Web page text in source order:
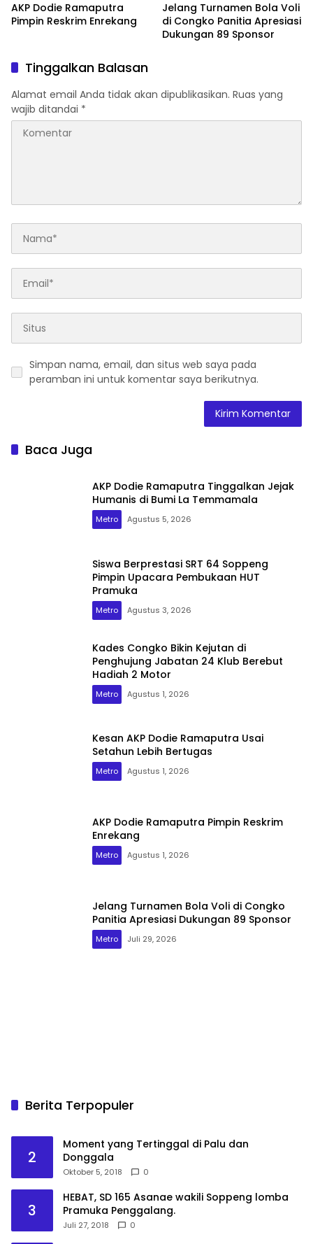
AKP Dodie Ramaputra
Pimpin Reskrim Enrekang
Jelang Turnamen Bola Voli
di Congko Panitia Apresiasi
Dukungan 89 Sponsor
Tinggalkan Balasan
Alamat email Anda tidak akan dipublikasikan. Ruas yang
wajib ditandai *
Simpan nama, email, dan situs web saya pada
peramban ini untuk komentar saya berikutnya.
Baca Juga
AKP Dodie Ramaputra Tinggalkan Jejak
Humanis di Bumi La Temmamala
Metro Agustus 5, 2026
Siswa Berprestasi SRT 64 Soppeng
Pimpin Upacara Pembukaan HUT
Pramuka
Metro Agustus 3, 2026
Kades Congko Bikin Kejutan di
Penghujung Jabatan 24 Klub Berebut
Hadiah 2 Motor
Metro Agustus 1, 2026
Kesan AKP Dodie Ramaputra Usai
Setahun Lebih Bertugas
Metro Agustus 1, 2026
AKP Dodie Ramaputra Pimpin Reskrim
Enrekang
Metro Agustus 1, 2026
Jelang Turnamen Bola Voli di Congko
Panitia Apresiasi Dukungan 89 Sponsor
Metro Juli 29, 2026
Berita Terpopuler
2
Moment yang Tertinggal di Palu dan
Donggala
Oktober 5, 2018 0
3
HEBAT, SD 165 Asanae wakili Soppeng lomba
Pramuka Penggalang.
Juli 27, 2018 0